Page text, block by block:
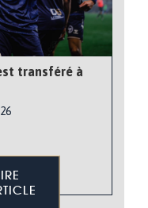
transféré à